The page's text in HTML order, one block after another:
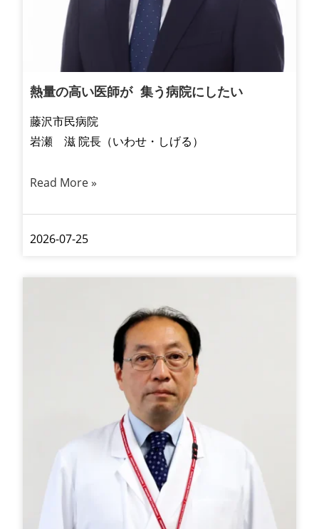
熱量の高い医師が 集う病院にしたい
藤沢市民病院
岩瀬 滋 院長（いわせ・しげる）
Read More »
2026-07-25